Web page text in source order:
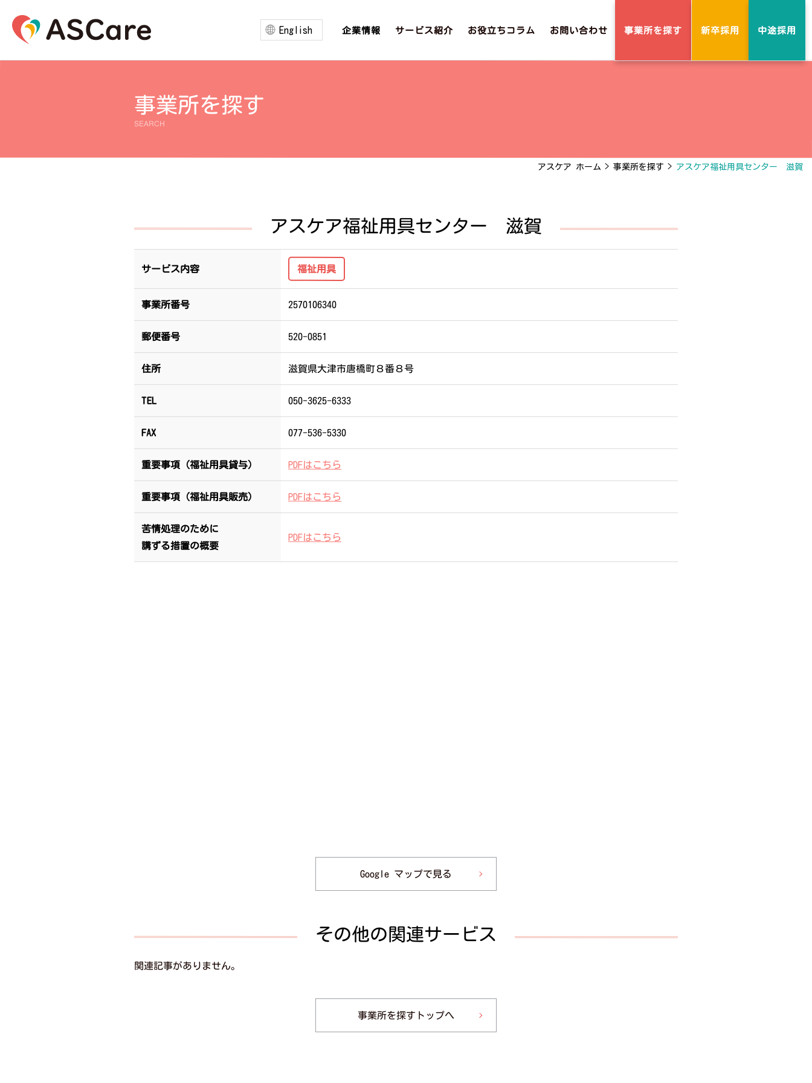
English 企業情報 サービス紹介 お役立ちコラム お問い合わせ 事業所を探す 新卒採用 中途採用
事業所を探す
SEARCH
アスケア ホーム > 事業所を探す > アスケア福祉用具センター 滋賀
アスケア福祉用具センター 滋賀
サービス内容 福祉用具
事業所番号 2570106340
郵便番号 520-0851
住所 滋賀県大津市唐橋町８番８号
TEL 050-3625-6333
FAX 077-536-5330
重要事項（福祉用具貸与） PDFはこちら
重要事項（福祉用具販売） PDFはこちら
苦情処理のために
講ずる措置の概要
PDFはこちら
Google マップで見る
その他の関連サービス
関連記事がありません。
事業所を探すトップへ